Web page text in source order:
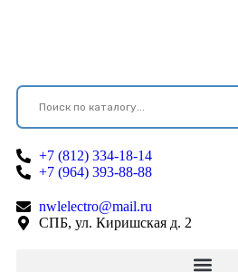
+7 (812) 334-18-14
+7 (964) 393-88-88
nwlelectro@mail.ru
СПБ, ул. Киришская д. 2